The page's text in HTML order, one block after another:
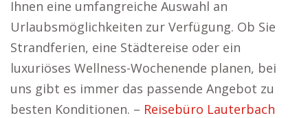
Ihnen eine umfangreiche Auswahl an
Urlaubsmöglichkeiten zur Verfügung. Ob Sie
Strandferien, eine Städtereise oder ein
luxuriöses Wellness-Wochenende planen, bei
uns gibt es immer das passende Angebot zu
besten Konditionen. – Reisebüro Lauterbach